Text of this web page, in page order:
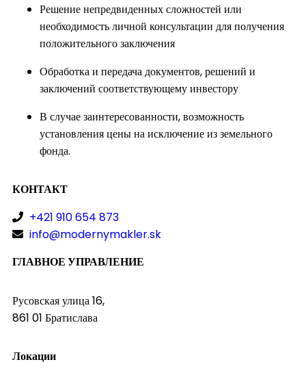
Решение непредвиденных сложностей или
необходимость личной консультации для получения
положительного заключения
Обработка и передача документов, решений и
заключений соответствующему инвестору
В случае заинтересованности, возможность
установления цены на исключение из земельного
фонда.
КОНТАКТ
+421 910 654 873
info@modernymakler.sk
ГЛАВНОЕ УПРАВЛЕНИЕ
Русовская улица 16,
861 01 Братислава
Локации